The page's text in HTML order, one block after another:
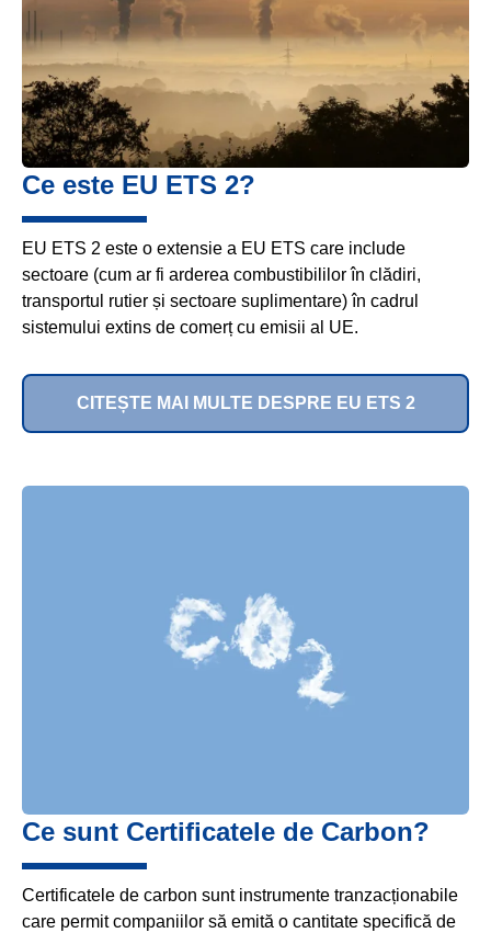
Ce este EU ETS 2?
EU ETS 2 este o extensie a EU ETS care include
sectoare (cum ar fi arderea combustibililor în clădiri,
transportul rutier și sectoare suplimentare) în cadrul
sistemului extins de comerț cu emisii al UE.
CITEȘTE MAI MULTE DESPRE EU ETS 2
Ce sunt Certificatele de Carbon?
Certificatele de carbon sunt instrumente tranzacționabile
care permit companiilor să emită o cantitate specifică de